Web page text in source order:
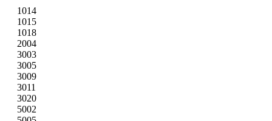
1014
1015
1018
2004
3003
3005
3009
3011
3020
5002